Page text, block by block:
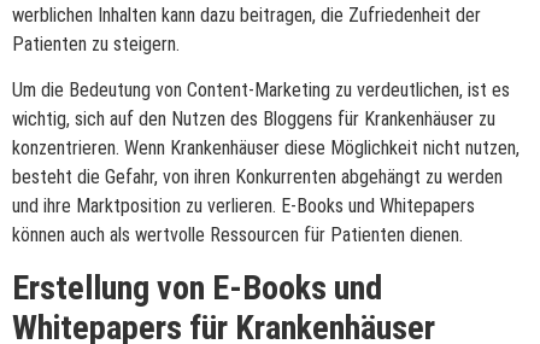
werblichen Inhalten kann dazu beitragen, die Zufriedenheit der
Patienten zu steigern.
Um die Bedeutung von Content-Marketing zu verdeutlichen, ist es
wichtig, sich auf den Nutzen des Bloggens für Krankenhäuser zu
konzentrieren. Wenn Krankenhäuser diese Möglichkeit nicht nutzen,
besteht die Gefahr, von ihren Konkurrenten abgehängt zu werden
und ihre Marktposition zu verlieren. E-Books und Whitepapers
können auch als wertvolle Ressourcen für Patienten dienen.
Erstellung von E-Books und
Whitepapers für Krankenhäuser